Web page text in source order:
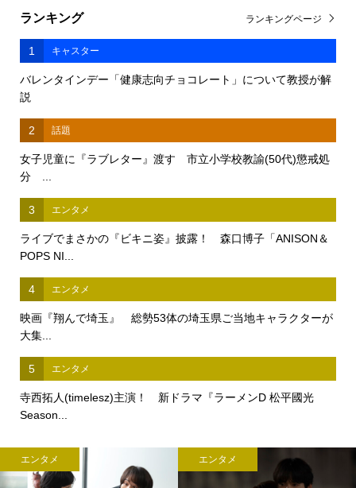
ランキング
1 キャスター
バレンタインデー「健康志向チョコレート」について教授が解
説
2 話題
女子児童に『ラブレター』渡す 市立小学校教諭(50代)懲戒処
分 ...
3 エンタメ
ライブでまさかの『ビキニ姿』披露！ 森口博子「ANISON＆
POPS NI...
4 エンタメ
映画『翔んで埼玉』 総勢53体の埼玉県ご当地キャラクターが
大集...
5 エンタメ
寺西拓人(timelesz)主演！ 新ドラマ『ラーメンD 松平國光
Season...
ランキングページ
エンタメ エンタメ